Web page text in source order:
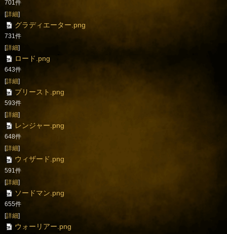
701件
[詳細]
グラディエーター.png
731件
[詳細]
ロード.png
643件
[詳細]
プリースト.png
593件
詳細
レンジャー.png
648件
詳細
ウィザード.png
591件
[詳細]
ソードマン.png
655件
[詳細]
ウォーリアー.png